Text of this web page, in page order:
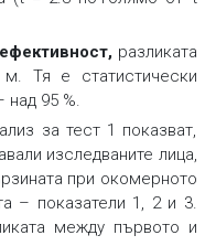
разликата
Тя е статистически
над 95 %.
за тест 1 показват,
изследваните лица,
при окомерното
– показатели 1, 2 и 3.
между първото и